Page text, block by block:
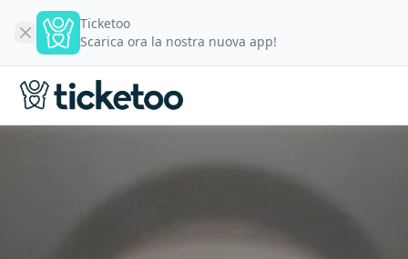
Ticketoo
Scarica ora la nostra nuova app!